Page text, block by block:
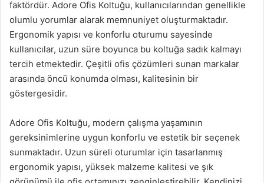
faktördür. Adore Ofis Koltuğu, kullanıcılarından genellikle
olumlu yorumlar alarak memnuniyet oluşturmaktadır.
Ergonomik yapısı ve konforlu oturumu sayesinde
kullanıcılar, uzun süre boyunca bu koltuğa sadık kalmayı
tercih etmektedir. Çeşitli ofis çözümleri sunan markalar
arasında öncü konumda olması, kalitesinin bir
göstergesidir.
Adore Ofis Koltuğu, modern çalışma yaşamının
gereksinimlerine uygun konforlu ve estetik bir seçenek
sunmaktadır. Uzun süreli oturumlar için tasarlanmış
ergonomik yapısı, yüksek malzeme kalitesi ve şık